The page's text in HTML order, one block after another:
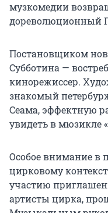
музкомедии
дореволюционный
Постановщиком
Субботина —
кинорежиссер.
знакомый
Сеама, эффектную
увидеть в мюзикле
Особое внимание в
цирковому
участию
артисты цирка,